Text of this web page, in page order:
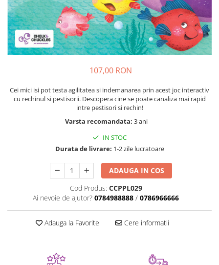
Nisip kinetic
Jucarii interactive
Proiector pentru copii
Instrumente muzicale pentru copii
Caruseluri muzicale
Bucatarii pentru copii
Banc de lucru pentru copii
Bormasina magica
Costum Halloween Copii
Papusi si Bebelusi Reborn
Jucarii cu Dinozauri
Figurine plus
Jucarii Montessori
Cadou copii 8 ani
Cadou copii 9 ani
Cadou copii 10 ani
Cadou copii 11 ani
107,00 RON
Cei mici isi pot testa agilitatea si indemanarea prin acest joc interactiv
cu rechinul si pestisorii. Descopera cine se poate canaliza mai rapid
intre pestisori si rechin!
Varsta recomandata: 3 ani
IN STOC
Durata de livrare: 1-2 zile lucratoare
ADAUGA IN COS
Cod Produs: CCPPL029
Ai nevoie de ajutor? 0784988888 / 0786966666
Adauga la Favorite Cere informatii